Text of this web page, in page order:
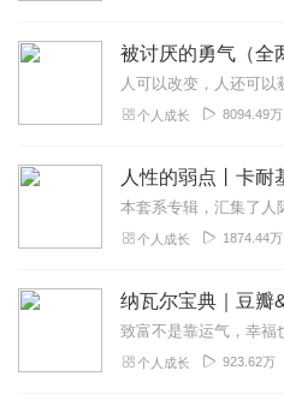
个人成长 8094.49万
个人成长 1874.44万
个人成长 923.62万